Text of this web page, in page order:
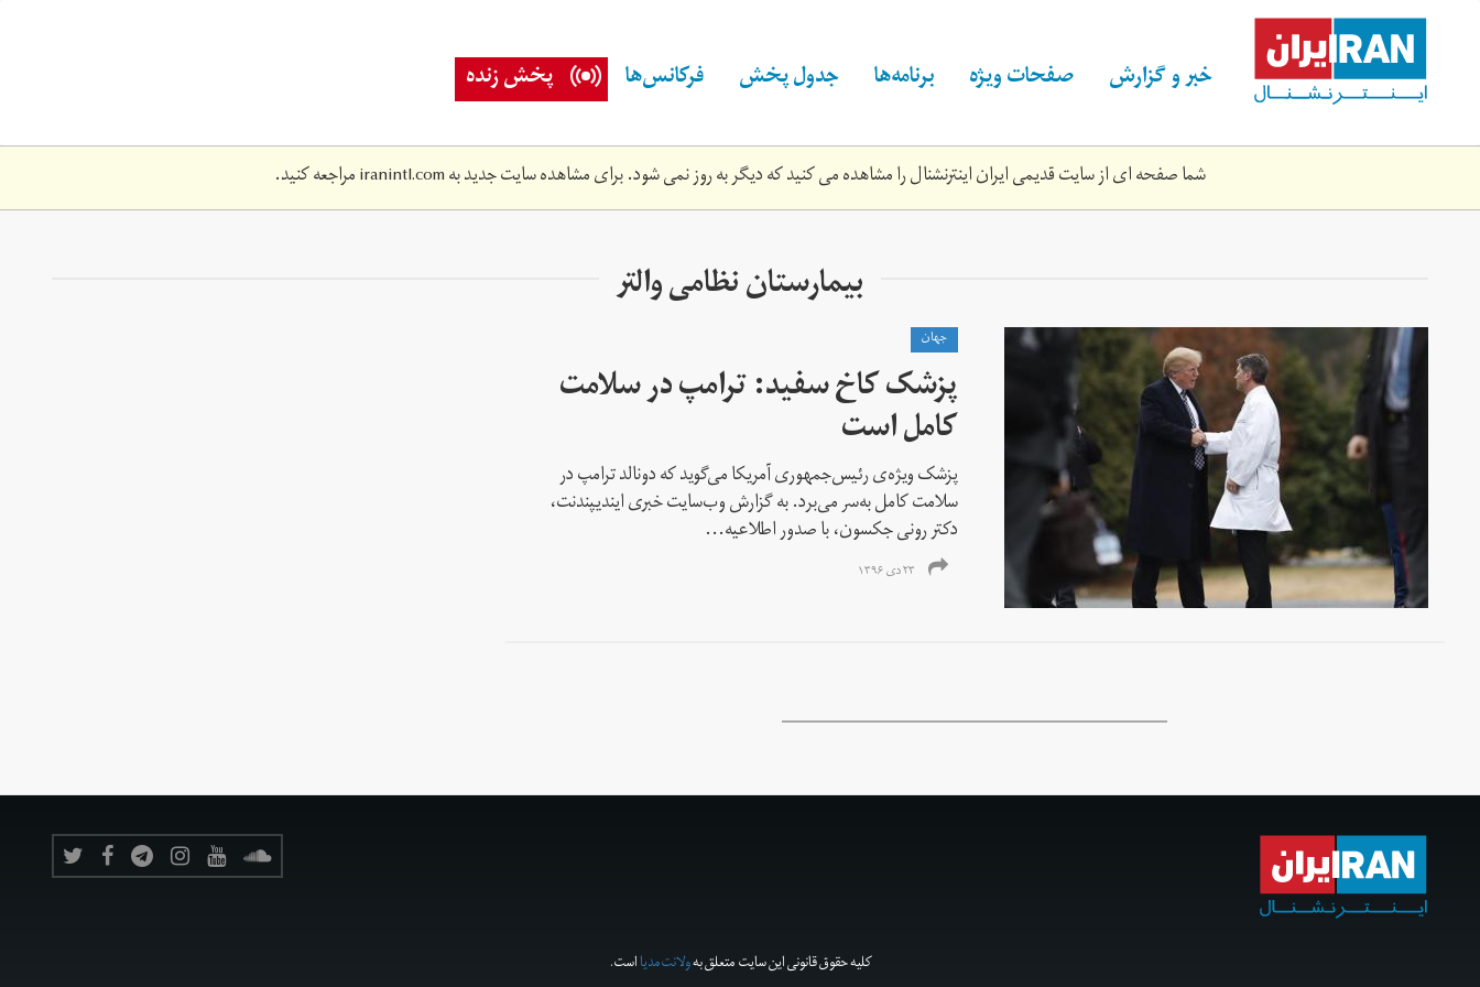
content خبر و گزارش صفحات ویژه برنامه‌ها جدول پخش فرکانس‌ها پخش زنده
شما صفحه ای از سایت قدیمی ایران اینترنشنال را مشاهده می کنید که دیگر به روز نمی شود. برای مشاهده سایت جدید بهiranintl.comمراجعه کنید.
بیمارستان نظامی والتر
جهان
پزشک کاخ سفید: ترامپ در سلامت
کامل است
پزشک ویژه‌ی رئیس‌جمهوری آمریکا می‌گوید که دونالد ترامپ در
سلامت کامل به‌سر می‌برد. به گزارش وب‌سایت خبری ایندیپندنت،
دکتر رونی جکسون، با صدور اطلاعیه...
۲۳ دی ۱۳۹۶
کلیه حقوق قانونی این سایت متعلق بهولانت‌مدیااست.